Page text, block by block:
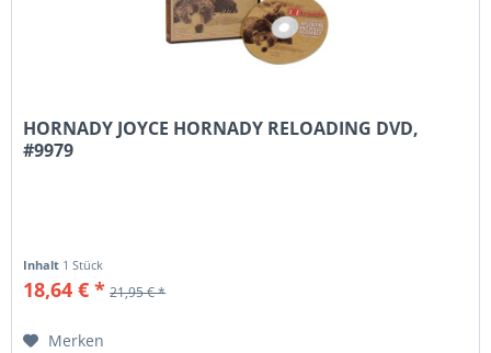
HORNADY JOYCE HORNADY RELOADING DVD,
#9979
Inhalt 1 Stück
18,64 € * 21,95 € *
Merken